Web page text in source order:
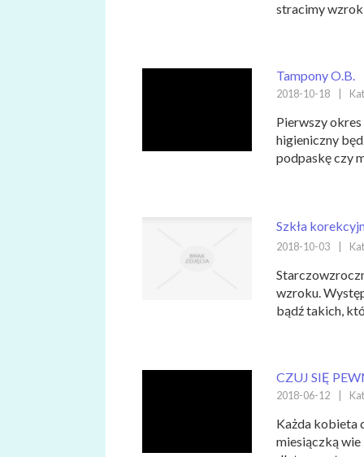
stracimy
Tampony O.B.
2018-10-18
Pierwszy
higieniczny
podpaskę czy
Szkła
2018-10-03
wzroku.
bądź takich,
CZUJ SIĘ
2018-06-12
Każda kobieta
miesiączką wie